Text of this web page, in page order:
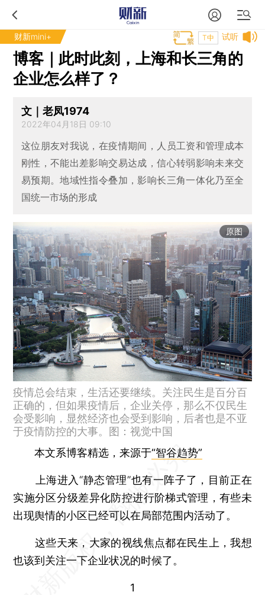
财新mini+ 试听
T中
博客｜此时此刻，上海和长三角的
企业怎么样了？
文｜老凤1974
2022年04月18日 09:10
这位朋友对我说，在疫情期间，人员工资和管理成本
刚性，不能出差影响交易达成，信心转弱影响未来交
易预期。地域性指令叠加，影响长三角一体化乃至全
国统一市场的形成
原图
疫情总会结束，生活还要继续。关注民生是百分百
正确的，但如果疫情后，企业关停，那么不仅民生
会受影响，显然经济也会受到影响，后者也是不亚
于疫情防控的大事。图：视觉中国
本文系博客精选，来源于“智谷趋势”
上海进入“静态管理”也有一阵子了，目前正在
实施分区分级差异化防控进行阶梯式管理，有些未
出现舆情的小区已经可以在局部范围内活动了。
这些天来，大家的视线焦点都在民生上，我想
也该到关注一下企业状况的时候了。
1